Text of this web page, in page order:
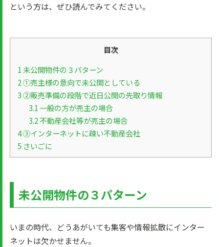
という方は、ぜひ読んでみてください。
目次
1 未公開物件の３パターン
2①売主様の意向で未公開としている
3②販売準備の段階で近日公開の先取り情報
3.1 一般の方が売主の場合
3.2不動産会社等が売主の場合
4③インターネットに疎い不動産会社
5 さいごに
未公開物件の３パターン
いまの時代、どうあがいても集客や情報拡散にインター
ネットは欠かせません。